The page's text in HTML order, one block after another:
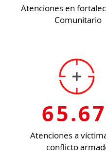
Atenciones en
Comunitario
Atenciones a
conflicto